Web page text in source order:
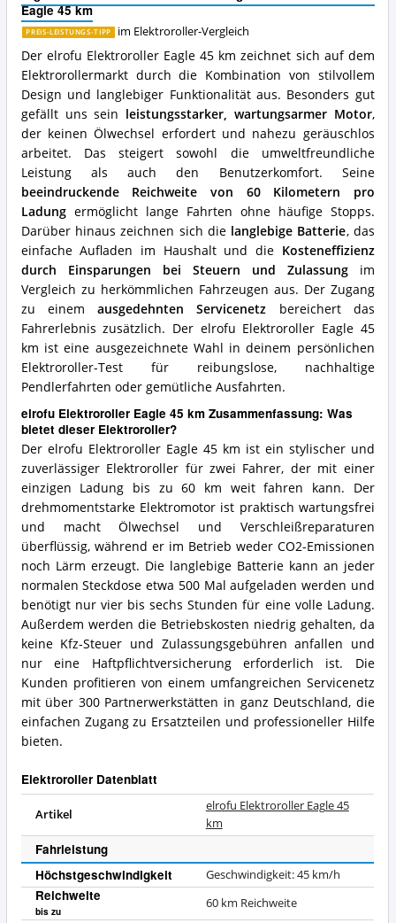
Eagle 45 km
PREIS-LEISTUNGS-TIPP im Elektroroller-Vergleich
Der elrofu Elektroroller Eagle 45 km zeichnet sich auf dem
Elektrorollermarkt durch die Kombination von stilvollem
Design und langlebiger Funktionalität aus. Besonders gut
gefällt uns sein leistungsstarker, wartungsarmer Motor,
der keinen Ölwechsel erfordert und nahezu geräuschlos
arbeitet. Das steigert sowohl die umweltfreundliche
Leistung als auch den Benutzerkomfort. Seine
beeindruckende Reichweite von 60 Kilometern pro
Ladungermöglicht lange Fahrten ohne häufige Stopps.
Darüber hinaus zeichnen sich die langlebige Batterie, das
einfache Aufladen im Haushalt und die Kosteneffizienz
durch Einsparungen bei Steuern und Zulassungim
Vergleich zu herkömmlichen Fahrzeugen aus. Der Zugang
zu einemausgedehnten Servicenetz bereichert das
Fahrerlebnis zusätzlich. Der elrofu Elektroroller Eagle 45
km ist eine ausgezeichnete Wahl in deinem persönlichen
Elektroroller-Test für reibungslose, nachhaltige
Pendlerfahrten oder gemütliche Ausfahrten.
elrofu Elektroroller Eagle 45 km Zusammenfassung: Was
bietet dieser Elektroroller?
Der elrofu Elektroroller Eagle 45 km ist ein stylischer und
zuverlässiger Elektroroller für zwei Fahrer, der mit einer
einzigen Ladung bis zu 60 km weit fahren kann. Der
drehmomentstarke Elektromotor ist praktisch wartungsfrei
und macht Ölwechsel und Verschleißreparaturen
überflüssig, während er im Betrieb weder CO2-Emissionen
noch Lärm erzeugt. Die langlebige Batterie kann an jeder
normalen Steckdose etwa 500 Mal aufgeladen werden und
benötigt nur vier bis sechs Stunden für eine volle Ladung.
Außerdem werden die Betriebskosten niedrig gehalten, da
keine Kfz-Steuer und Zulassungsgebühren anfallen und
nur eine Haftpflichtversicherung erforderlich ist. Die
Kunden profitieren von einem umfangreichen Servicenetz
mit über 300 Partnerwerkstätten in ganz Deutschland, die
einfachen Zugang zu Ersatzteilen und professioneller Hilfe
bieten.
Elektroroller Datenblatt
Artikel
elrofu Elektroroller Eagle 45
km
Fahrleistung
Höchstgeschwindigkeit
Geschwindigkeit: 45 km/h
Reichweite
bis zu
60 km Reichweite
Was
spricht
für
diesen
Elektroroller?